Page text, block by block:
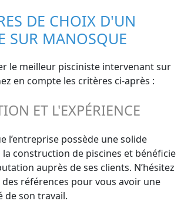
DE CHOIX D'UN
SUR MANOSQUE
le meilleur pisciniste intervenant sur
en compte les critères ci-après :
ET L'EXPÉRIENCE
l’entreprise possède une solide
la construction de piscines et bénéficie
auprès de ses clients. N’hésitez
références pour vous avoir une
de son travail.